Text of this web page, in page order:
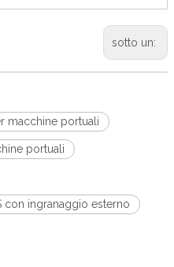
sotto un:
macchine portuali
portuali
con ingranaggio esterno